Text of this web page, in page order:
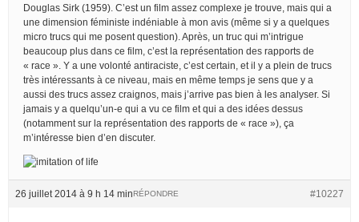
Douglas Sirk (1959). C’est un film assez complexe je trouve, mais qui a
une dimension féministe indéniable à mon avis (même si y a quelques
micro trucs qui me posent question). Après, un truc qui m’intrigue
beaucoup plus dans ce film, c’est la représentation des rapports de
« race ». Y a une volonté antiraciste, c’est certain, et il y a plein de trucs
très intéressants à ce niveau, mais en même temps je sens que y a
aussi des trucs assez craignos, mais j’arrive pas bien à les analyser. Si
jamais y a quelqu’un-e qui a vu ce film et qui a des idées dessus
(notamment sur la représentation des rapports de « race »), ça
m’intéresse bien d’en discuter.
26 juillet 2014 à 9 h 14 min #10227
RÉPONDRE